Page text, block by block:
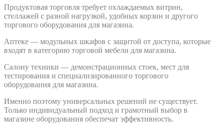
Продуктовая торговля требует охлаждаемых витрин,
стеллажей с разной нагрузкой, удобных корзин и другого
торгового оборудования для магазина.
Аптеке — модульных шкафов с защитой от доступа, которые
входят в категорию торговой мебели для магазина.
Салону техники — демонстрационных стоек, мест для
тестирования и специализированного торгового
оборудования для магазина.
Именно поэтому универсальных решений не существует.
Только индивидуальный подход и грамотный выбор в
магазине оборудования обеспечат эффективность.